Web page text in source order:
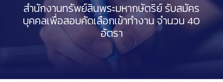
สำนักงานทรัพย์สินพระมหากษัตริย์ รับสมัคร
บุคคลเพื่อสอบคัดเลือกเข้าทำงาน จำนวน 40
อัตรา